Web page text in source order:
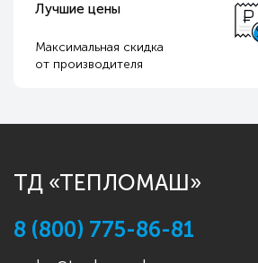
Лучшие цены
Максимальная скидка
от производителя
ТД «ТЕПЛОМАШ»
8 (800) 775-86-81